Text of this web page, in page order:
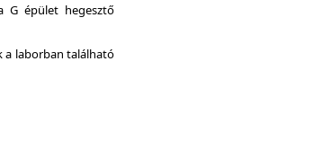
G épület hegesztő
a laborban található